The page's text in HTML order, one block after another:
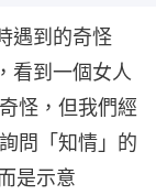
遇到的奇怪
看到一個女人
怪，但我們經
問「知情」的
是示意